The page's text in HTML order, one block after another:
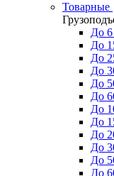
Товарные
До 6
До
До
До
До
До
До
До
До
До
До
До